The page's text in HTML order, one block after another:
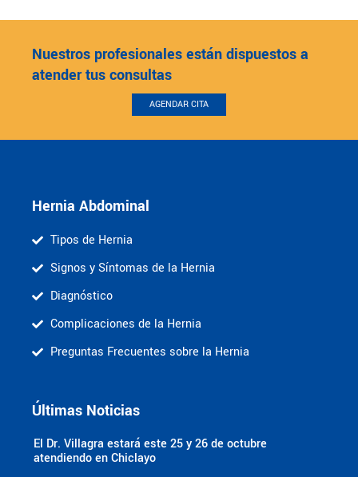
Nuestros profesionales están dispuestos a
atender tus consultas
AGENDAR CITA
Hernia Abdominal
Tipos de Hernia
Signos y Síntomas de la Hernia
Diagnóstico
Complicaciones de la Hernia
Preguntas Frecuentes sobre la Hernia
Últimas Noticias
El Dr. Villagra estará este 25 y 26 de octubre
atendiendo en Chiclayo